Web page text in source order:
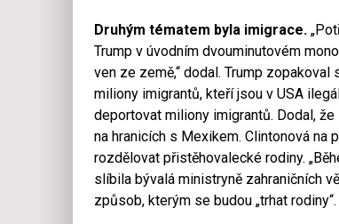
Druhým tématem byla imigrace.
Trump v úvodním dvouminutovém
ven ze země,“ dodal. Trump
miliony imigrantů, kteří jsou v USA
deportovat miliony imigrantů. Dodal,
na hranicích s Mexikem. Clintonová na
rozdělovat přistěhovalecké rodiny.
slíbila bývalá ministryně zahraničních
způsob, kterým se budou „trhat